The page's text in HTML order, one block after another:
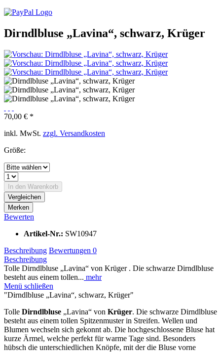
Dirndlbluse „Lavina“, schwarz, Krüger
70,00 € *
inkl. MwSt. zzgl. Versandkosten
Größe:
In den Warenkorb
Vergleichen
Merken
Bewerten
Artikel-Nr.: SW10947
Beschreibung Bewertungen 0
Beschreibung
Tolle Dirndlbluse „Lavina“ von Krüger . Die schwarze Dirndlbluse
besteht aus einem tollen... mehr
Menü schließen
"Dirndlbluse „Lavina“, schwarz, Krüger"
Tolle Dirndlbluse „Lavina“ von Krüger. Die schwarze Dirndlbluse
besteht aus einem tollen Spitzenmuster in Streifen. Wellen und
Blumen wechseln sich gekonnt ab. Die hochgeschlossene Bluse hat
kurze Ärmel, welche perfekt für warme Tage sind. Besonders
hübsch die unterschiedlichen Knöpfe, mit der die Bluse vorne